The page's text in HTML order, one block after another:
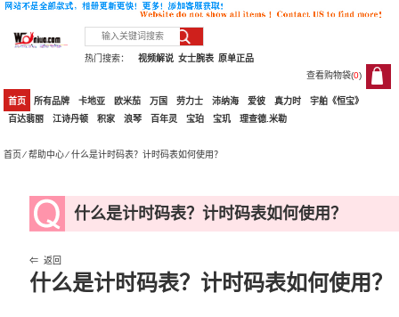
热门搜索： 原单正品
女士腕表
视频解说
查看购物袋(0)
0
首页 所有品牌 卡地亚 欧米茄 万国 劳力士 沛纳海 爱彼 真力时
宇舶《恒宝》
百达翡丽
江诗丹顿 积家 浪琴 百年灵 宝珀 宝玑 理查德.米勒
首页⁄帮助中心⁄ 什么是计时码表？计时码表如何使用？
什么是计时码表？计时码表如何使用？
⇐ 返回
什么是计时码表？计时码表如何使用？